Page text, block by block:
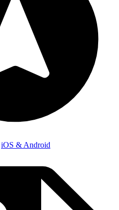
iOS & Android